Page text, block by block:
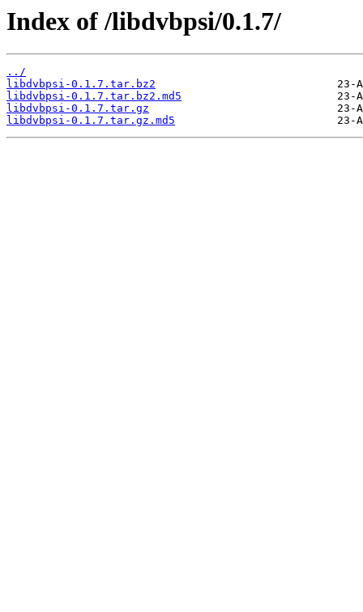
Index of /libdvbpsi/0.1.7/
../
libdvbpsi-0.1.7.tar.bz2
libdvbpsi-0.1.7.tar.bz2.md5
libdvbpsi-0.1.7.tar.gz
libdvbpsi-0.1.7.tar.gz.md5